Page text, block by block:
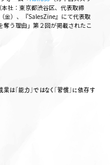
社：東京都渋谷区、代表取締
金）、『SalesZine』にて代表取
う理由」第２回が掲載されたこ
「能力」ではなく「習慣」に依存す